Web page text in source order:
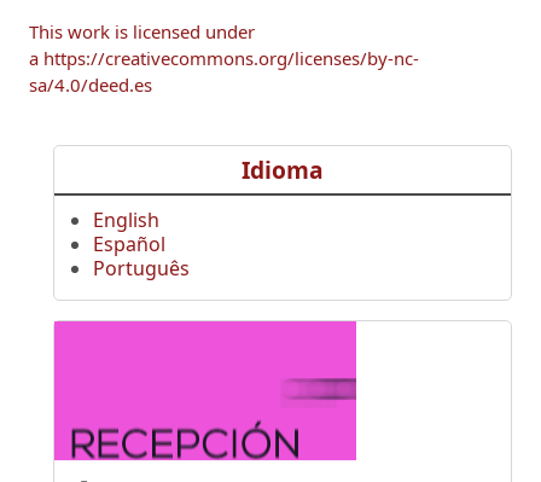
This work is licensed under
a https://creativecommons.org/licenses/by-nc-
sa/4.0/deed.es
Idioma
English
Español
Português